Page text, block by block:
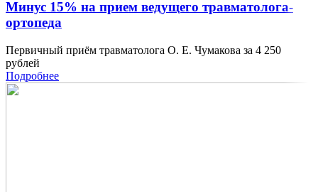
Минус 15% на прием ведущего травматолога-
ортопеда
Первичный приём травматолога О. Е. Чумакова за 4 250
рублей
Подробнее